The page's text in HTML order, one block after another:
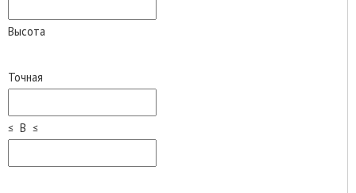
Высота
Точная
≤ B ≤